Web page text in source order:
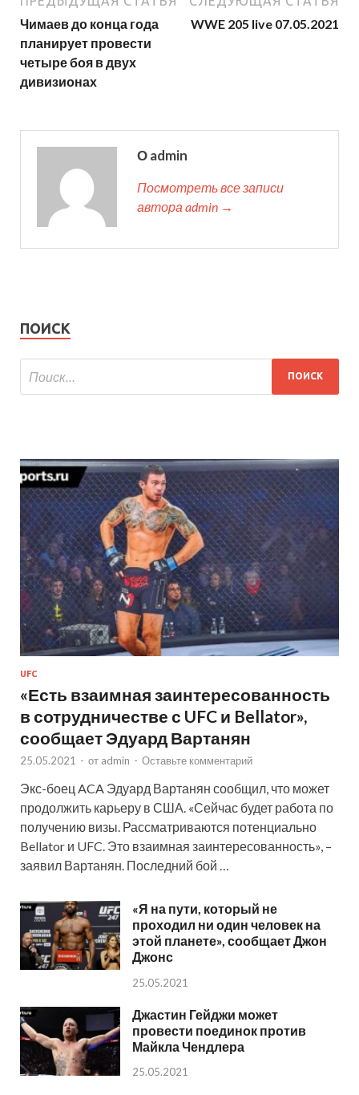
Чимаев до конца года
планирует провести
четыре боя в двух
дивизионах
WWE 205 live 07.05.2021
О admin
Посмотреть все записи
автора admin →
ПОИСК
UFC
«Есть взаимная заинтересованность
в сотрудничестве с UFC и Bellator»,
сообщает Эдуард Вартанян
25.05.2021 - от admin - Оставьте комментарий
Экс-боец ACA Эдуард Вартанян сообщил, что может
продолжить карьеру в США. «Сейчас будет работа по
получению визы. Рассматриваются потенциально
Bellator и UFC. Это взаимная заинтересованность», –
заявил Вартанян. Последний бой …
«Я на пути, который не
проходил ни один человек на
этой планете», сообщает Джон
Джонс
25.05.2021
Джастин Гейджи может
провести поединок против
Майкла Чендлера
25.05.2021